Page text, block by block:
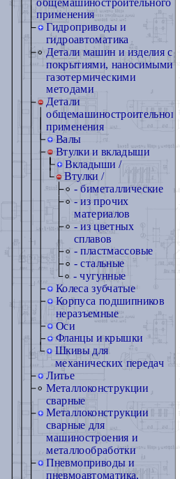
применения
Гидроприводы и
гидроавтоматика
Детали машин и изделия с
покрытиями, наносимыми
газотермическими
методами
Детали
общемашиностроительного
применения
Валы
Втулки и вкладыши
Вкладыши /
Втулки /
- биметаллические
- из прочих
материалов
- из цветных
сплавов
- пластмассовые
- стальные
- чугунные
Колеса зубчатые
Корпуса подшипников
неразъемные
Оси
Фланцы и крышки
Шкивы для
механических передач
Литье
Металлоконструкции
сварные
Металлоконструкции
сварные для
машиностроения и
металлообработки
Пневмоприводы и
пневмоавтоматика,